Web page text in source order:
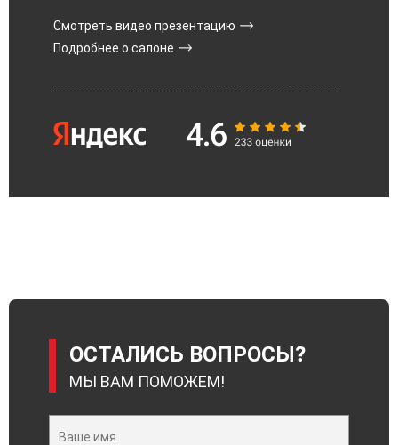
Смотреть видео презентацию
Подробнее о салоне
ОСТАЛИСЬ ВОПРОСЫ?
МЫ ВАМ ПОМОЖЕМ!